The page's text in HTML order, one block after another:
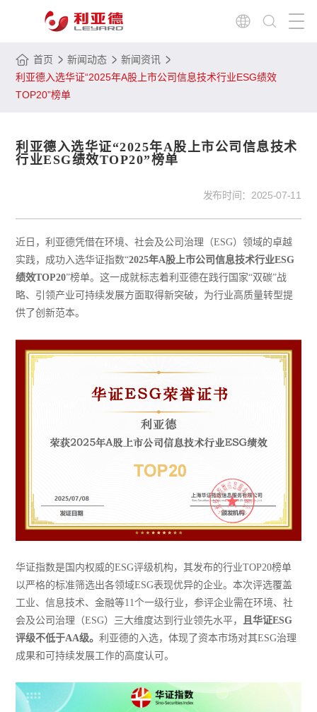
首页 新闻动态
新闻资讯
利亚德入选华证“2025年A股上市公司信息技术行业ESG绩效
TOP20”榜单
利亚德入选华证“2025年A股上市公司信息技术
行业ESG绩效TOP20”榜单
发布时间： 2025-07-11
近日，利亚德凭借在环境、社会及公司治理（ESG）领域的卓越
实践，成功入选华证指数“2025年A股上市公司信息技术行业ESG
绩效TOP20”榜单。这一成就标志着利亚德在践行国家“双碳”战
略、引领产业可持续发展方面取得新突破，为行业高质量转型提
供了创新范本。
华证指数是国内权威的ESG评级机构，其发布的行业TOP20榜单
以严格的标准筛选出各领域ESG表现优异的企业。本次评选覆盖
工业、信息技术、金融等11个一级行业，参评企业需在环境、社
会及公司治理（ESG）三大维度达到行业领先水平，
且华证ESG
评级不低于AA级。利亚德的入选，体现了资本市场对其ESG治理
成果和可持续发展工作的高度认可。